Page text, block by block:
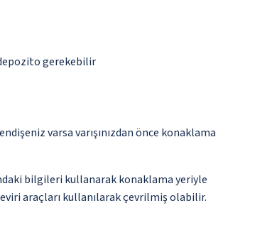
gerekebilir
varsa varışınızdan önce konaklama
bilgileri kullanarak konaklama yeriyle
araçları kullanılarak çevrilmiş olabilir.